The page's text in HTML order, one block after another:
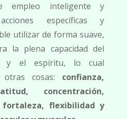
inteligente y
específicas y
utilizar de forma suave,
la plena capacidad del
y el espíritu, lo cual
otras cosas: confianza,
concentración,
flexibilidad y